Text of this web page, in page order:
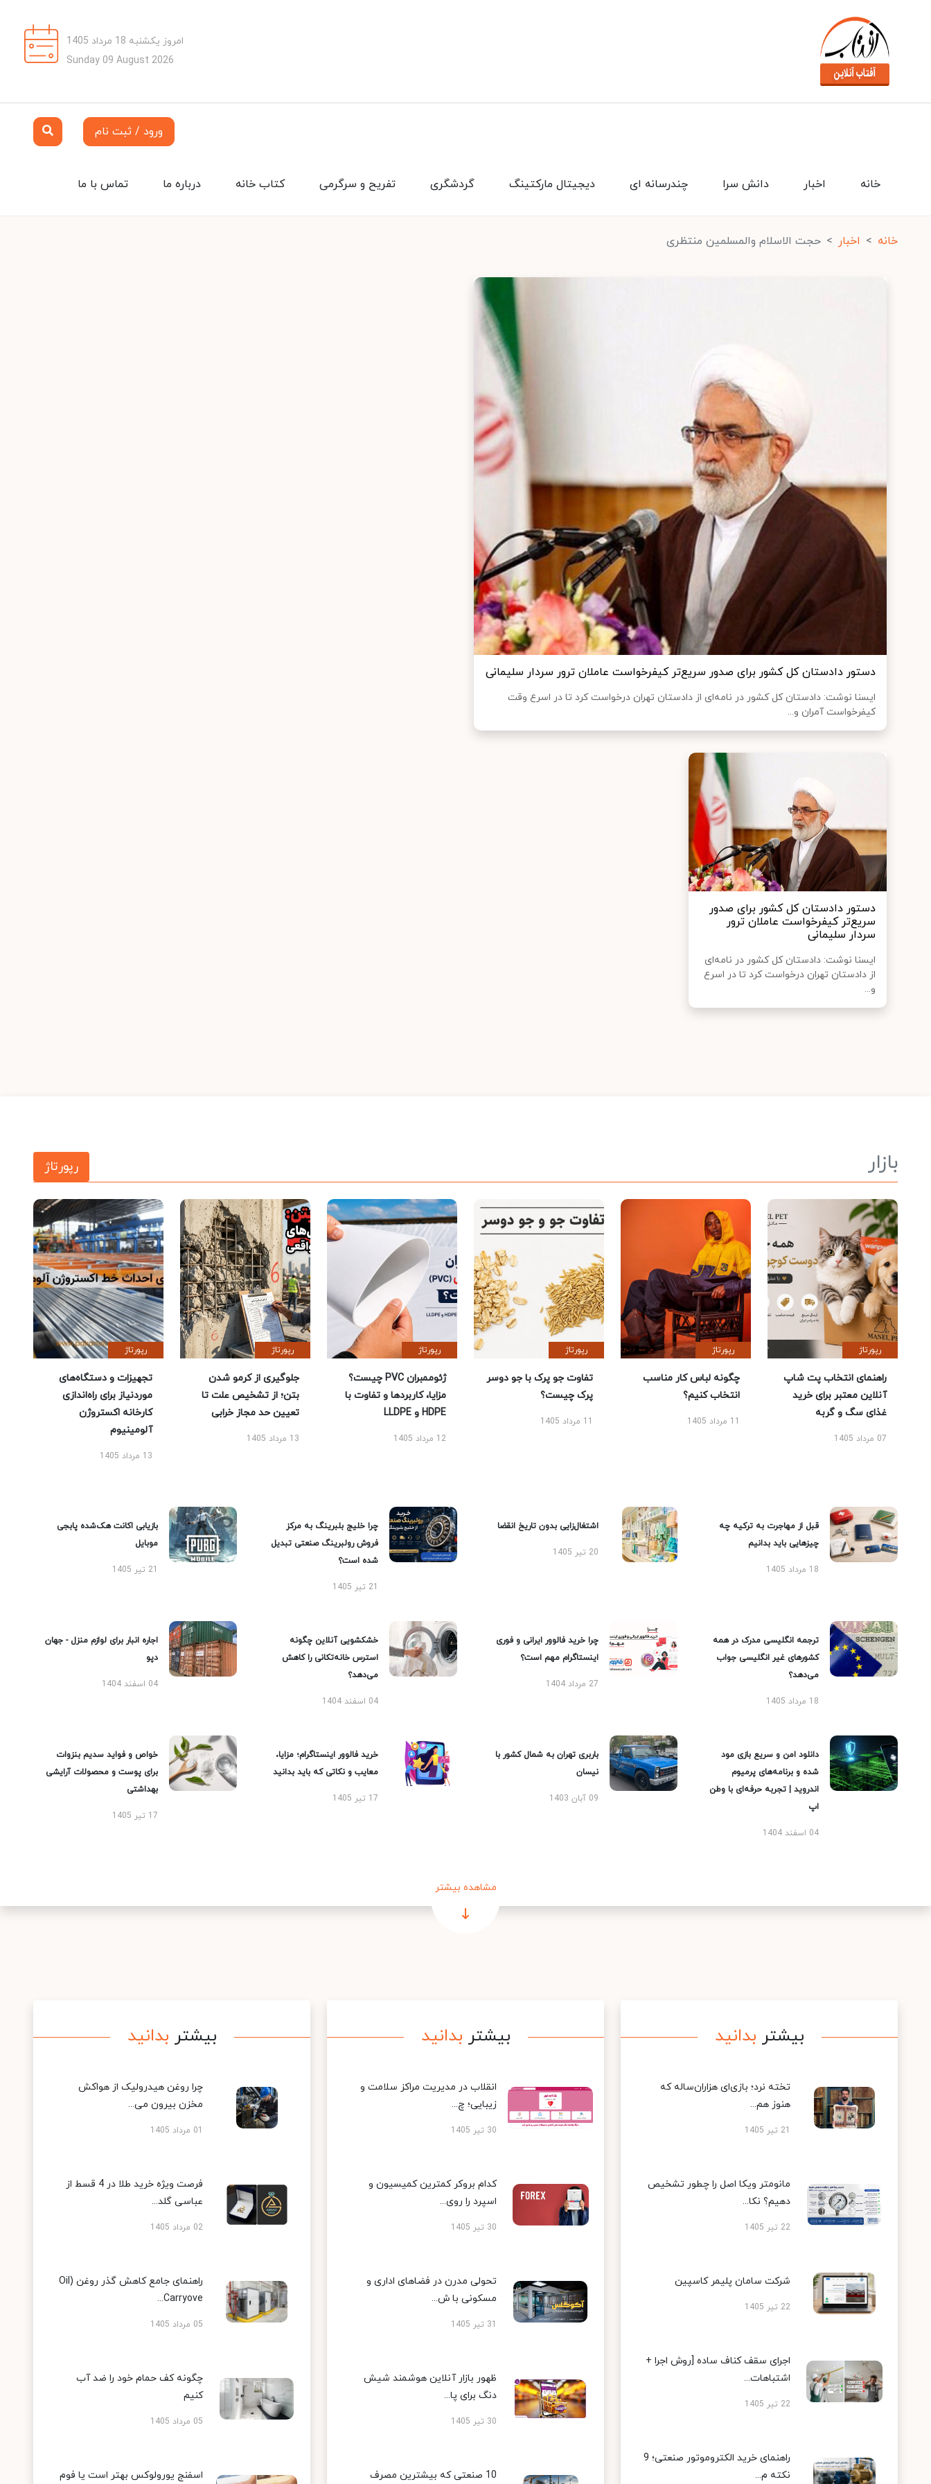
امروز یکشنبه 18 مرداد 1405
Sunday 09 August 2026
ورود / ثبت نام
تماس با ما درباره ما کتاب خانه تفریح و سرگرمی گردشگری دیجیتال مارکتینگ چندرسانه ای دانش سرا اخبار خانه
خانه اخبار حجت الاسلام والمسلمین منتظری
دستور دادستان کل کشور برای صدور سریع‌تر کیفرخواست عاملان ترور سردار سلیمانی
ایسنا نوشت: دادستان کل کشور در نامه‌ای از دادستان تهران درخواست کرد تا در اسرع وقت
کیفرخواست آمران و...
دستور دادستان کل کشور برای صدور
سریع‌تر کیفرخواست عاملان ترور
سردار سلیمانی
ایسنا نوشت: دادستان کل کشور در نامه‌ای
از دادستان تهران درخواست کرد تا در اسرع
و...
بازار رپورتاژ
رپورتاژ
راهنمای انتخاب پت شاپ
آنلاین معتبر برای خرید
غذای سگ و گربه
07 مرداد 1405
رپورتاژ
چگونه لباس کار مناسب
انتخاب کنیم؟
11 مرداد 1405
رپورتاژ
تفاوت جو پرک با جو دوسر
پرک چیست؟
11 مرداد 1405
رپورتاژ
ژئوممبران PVC چیست؟
مزایا، کاربردها و تفاوت با
HDPE و LLDPE
12 مرداد 1405
رپورتاژ
جلوگیری از کرمو شدن
بتن؛ از تشخیص علت تا
تعیین حد مجاز خرابی
13 مرداد 1405
رپورتاژ
تجهیزات و دستگاه‌های
موردنیاز برای راه‌اندازی
کارخانه اکستروژن
آلومینیوم
13 مرداد 1405
قبل از مهاجرت به ترکیه چه
چیزهایی باید بدانیم
18 مرداد 1405
اشتغال‌زایی بدون تاریخ انقضا
20 تیر 1405
چرا خلیج بلبرینگ به مرکز
فروش رولبرینگ صنعتی تبدیل
شده است؟
21 تیر 1405
بازیابی اکانت هک‌شده پابجی
موبایل
21 تیر 1405
ترجمه انگلیسی مدرک در همه
کشورهای غیر انگلیسی جواب
می‌دهد؟
18 مرداد 1405
چرا خرید فالوور ایرانی و فوری
اینستاگرام مهم است؟
27 مرداد 1404
خشکشویی آنلاین چگونه
استرس خانه‌تکانی را کاهش
می‌دهد؟
04 اسفند 1404
اجاره انبار برای لوازم منزل - جهان
دپو
04 اسفند 1404
دانلود امن و سریع بازی مود
شده و برنامه‌های پرمیوم
اندروید | تجربه حرفه‌ای با وطن
اپ
04 اسفند 1404
باربری تهران به شمال کشور با
نیسان
09 آبان 1403
خرید فالوور اینستاگرام؛ مزایا،
معایب و نکاتی که باید بدانید
17 تیر 1405
خواص و فواید سدیم بنزوات
برای پوست و محصولات آرایشی
بهداشتی
17 تیر 1405
مشاهده بیشتر
بیشتر بدانید
تخته نرد؛ بازی‌ای هزاران‌ساله که
هنوز هم...
21 تیر 1405
مانومتر ویکا اصل را چطور تشخیص
دهیم؟ نکا...
22 تیر 1405
شرکت سامان پلیمر کاسپین
22 تیر 1405
اجرای سقف کناف ساده [روش اجرا +
اشتباهات...
22 تیر 1405
راهنمای خرید الکتروموتور صنعتی؛ 9
نکته م...
بیشتر بدانید
انقلاب در مدیریت مراکز سلامت و
زیبایی؛ چ...
30 تیر 1405
کدام بروکر کمترین کمیسیون و
اسپرد را روی...
30 تیر 1405
تحولی مدرن در فضاهای اداری و
مسکونی با ش...
31 تیر 1405
ظهور بازار آنلاین هوشمند شیش
دنگ برای پا...
30 تیر 1405
10 صنعتی که بیشترین مصرف
بیشتر بدانید
چرا روغن هیدرولیک از هواکش
مخزن بیرون می...
01 مرداد 1405
فرصت ویژه خرید طلا در 4 قسط از
عباسی گلد...
02 مرداد 1405
راهنمای جامع کاهش گذر روغن (Oil
Carryove...
05 مرداد 1405
چگونه کف حمام خود را ضد آب
کنیم
05 مرداد 1405
اسفنج یورولوکس بهتر است یا فوم